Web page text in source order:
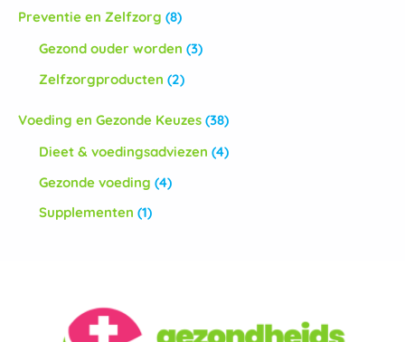
Preventie en Zelfzorg (8)
Gezond ouder worden (3)
Zelfzorgproducten (2)
Voeding en Gezonde Keuzes (38)
Dieet & voedingsadviezen (4)
Gezonde voeding (4)
Supplementen (1)